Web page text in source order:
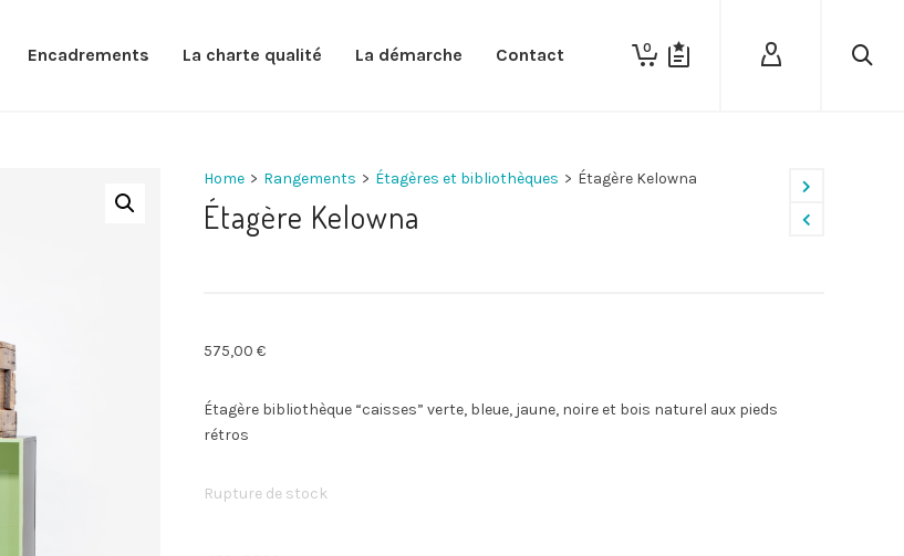
0
Encadrements La charte qualité La démarche Contact
Home > Rangements > Étagères et bibliothèques > Étagère Kelowna
Étagère Kelowna
575,00 €
Étagère bibliothèque “caisses” verte, bleue, jaune, noire et bois naturel aux pieds
rétros
Rupture de stock